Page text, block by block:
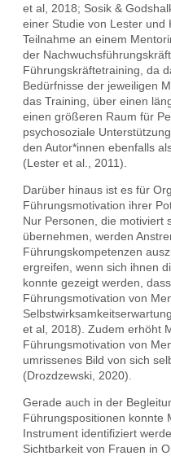
et al, 2018; Sosik &
einer Studie von Lester und
Teilnahme an einem
der
Führungskräftetraining, da
Bedürfnisse der jeweiligen
das Training, über einen
einen größeren Raum für
psychosoziale
den Autor*innen ebenfalls
(Lester et al., 2011).
Darüber hinaus ist es für
Führungsmotivation ihrer
Nur Personen, die motiviert
übernehmen, werden
Führungskompetenzen
ergreifen, wenn sich ihnen
konnte gezeigt werden,
Führungsmotivation von
et al, 2018). Zudem erhöht
Führungsmotivation von
umrissenes Bild von sich
(Drozdzewski, 2020).
Gerade auch in der
Führungspositionen konnte
Instrument identifiziert
Sichtbarkeit von Frauen in